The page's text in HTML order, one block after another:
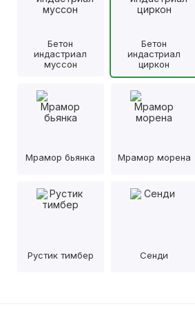
Бетон
индастриал
муссон
Бетон
индастриал
циркон
Мрамор бьянка Мрамор морена
Рустик тимбер Сенди